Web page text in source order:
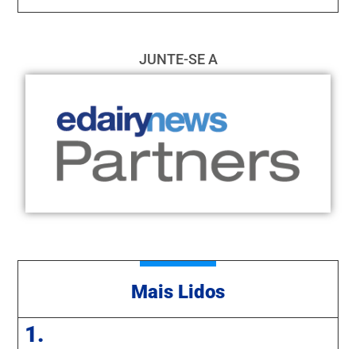
JUNTE-SE A
Mais Lidos
1.